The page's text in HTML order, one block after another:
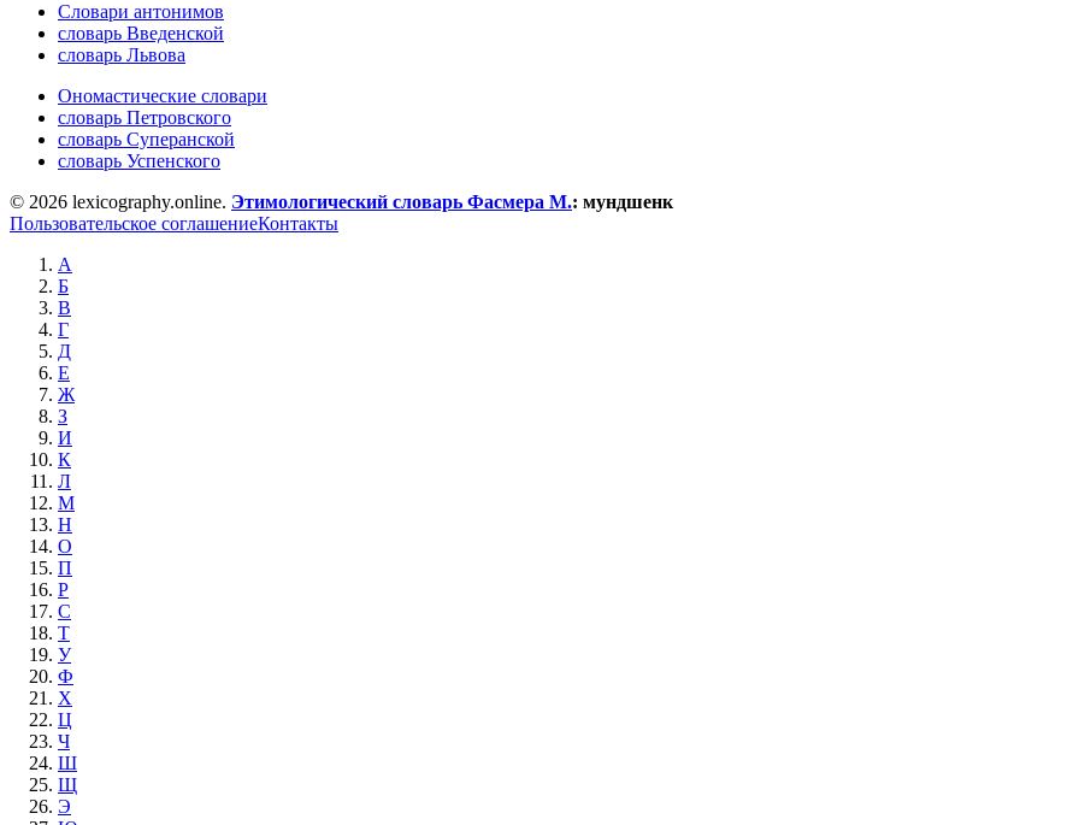
Словари антонимов
словарь Введенской
словарь Львова
Ономастические словари
словарь Петровского
словарь Суперанской
словарь Успенского
© 2026 lexicography.online. Этимологический словарь Фасмера М.: мундшенк
Пользовательское соглашениеКонтакты
А
Б
В
Г
Д
Е
Ж
З
И
К
Л
М
Н
О
П
Р
С
Т
У
Ф
Х
Ц
Ч
Ш
Щ
Э